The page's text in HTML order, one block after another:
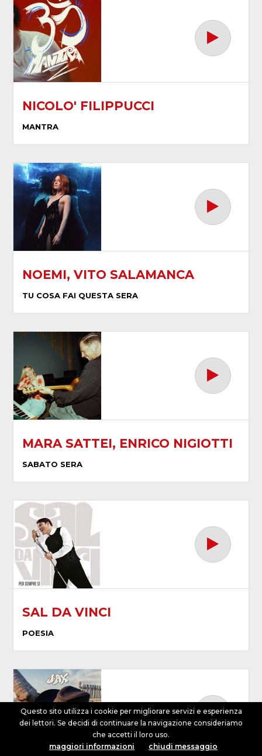
dalle 07:00 alle 10:00
NICOLO' FILIPPUCCI
MANTRA
NOEMI, VITO SALAMANCA
TU COSA FAI QUESTA SERA
MARA SATTEI, ENRICO NIGIOTTI
SABATO SERA
SAL DA VINCI
POESIA
Questo sito utilizza i cookie per migliorare servizi e esperienza
dei lettori. Se decidi di continuare la navigazione consideriamo
che accetti il loro uso.
maggiori informazioni
chiudi messaggio